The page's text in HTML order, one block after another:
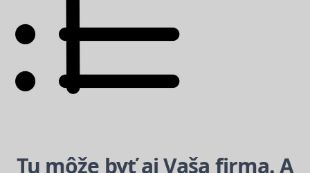
Tu môže byť aj Vaša firma. A